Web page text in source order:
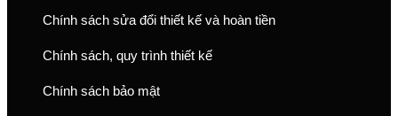
Chính sách sửa đổi thiết kế và hoàn tiền
Chính sách, quy trình thiết kế
Chính sách bảo mật